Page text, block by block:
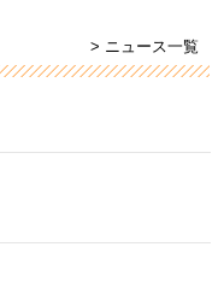
> ニュース一覧